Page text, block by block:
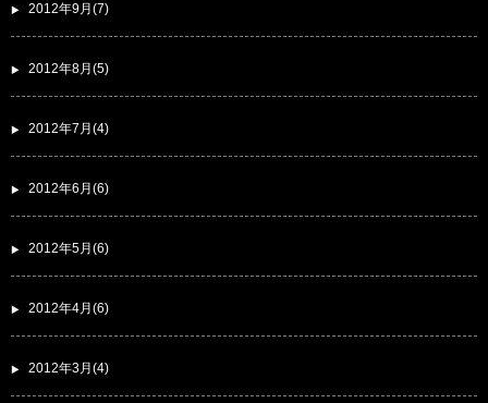
2012年9月(7)
2012年8月(5)
2012年7月(4)
2012年6月(6)
2012年5月(6)
2012年4月(6)
2012年3月(4)